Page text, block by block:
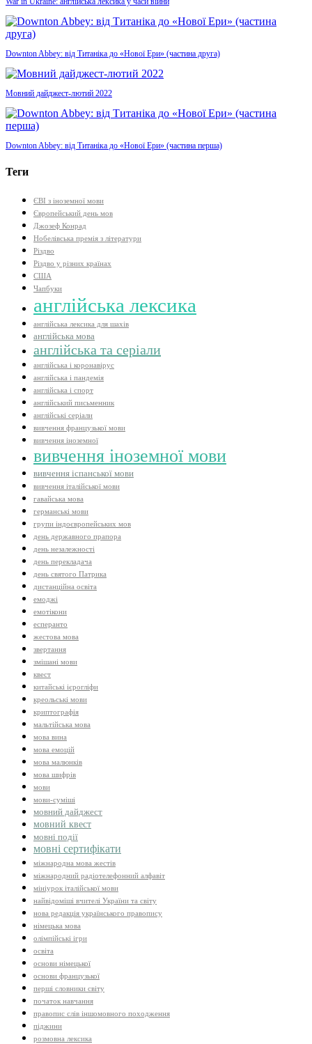
Downton Abbey: від Титаніка до «Нової Ери» (частина друга)
Мовний дайджест-лютий 2022
Downton Abbey: від Титаніка до «Нової Ери» (частина перша)
Теги
ЄВІ з іноземної мови
Європейський день мов
Джозеф Конрад
Нобелівська премія з літератури
Різдво
Різдво у різних країнах
США
Чапбуки
англійська лексика
англійська лексика для шахів
англійська мова
англійська та серіали
англійська і коронавірус
англійська і пандемія
англійська і спорт
англійський письменник
англійські серіали
вивчення французької мови
вивчення іноземної
вивчення іноземної мови
вивчення іспанської мови
вивчення італійської мови
гавайська мова
германські мови
групи індоєвропейських мов
день державного прапора
день незалежності
день перекладача
день святого Патрика
дистанційна освіта
емоджі
емотікони
есперанто
жестова мова
звертання
змішані мови
квест
китайські ієрогліфи
креольські мови
криптографія
мальтійська мова
мова вина
мова емоцій
мова малюнків
мова шифрів
мови
мови-суміші
мовний дайджест
мовний квест
мовні події
мовні сертифікати
міжнародна мова жестів
міжнародний радіотелефонний алфавіт
мініурок італійської мови
найвідоміші вчителі України та світу
нова редакція українського правопису
німецька мова
олімпійські ігри
освіта
основи німецької
основи французької
перші словники світу
початок навчання
правопис слів іншомовного походження
піджини
розмовна лексика